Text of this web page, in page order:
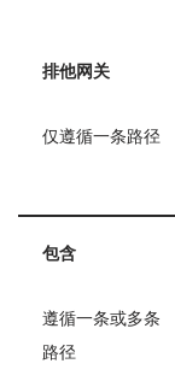
排他网关
仅遵循一条路径
包含
遵循一条或多条
路径